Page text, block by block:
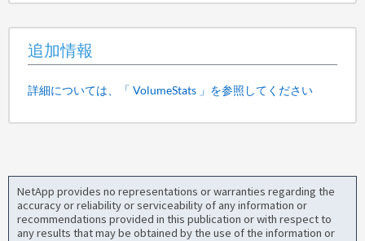
追加情報
詳細については、「 VolumeStats 」を参照してください
NetApp provides no representations or warranties regarding the
accuracy or reliability or serviceability of any information or
recommendations provided in this publication or with respect to
any results that may be obtained by the use of the information or